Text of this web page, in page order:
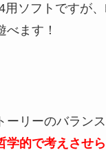
用ソフトですが
ます！
ーリーのバランス
学的で考えさせ